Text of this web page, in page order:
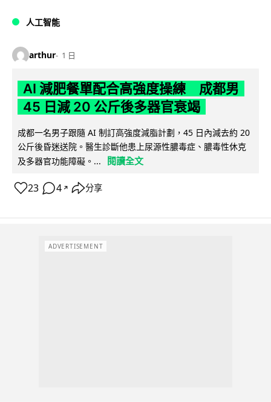
人工智能
arthur 1 日
AI 減肥餐單配合高強度操練 成都男
45 日減 20 公斤後多器官衰竭
成都一名男子跟隨 AI 制訂高強度減脂計劃，45 日內減去約 20
公斤後昏迷送院。醫生診斷他患上尿源性膿毒症、膿毒性休克
及多器官功能障礙。...
閱讀全文
23 4 ↗ 分享
ADVERTISEMENT